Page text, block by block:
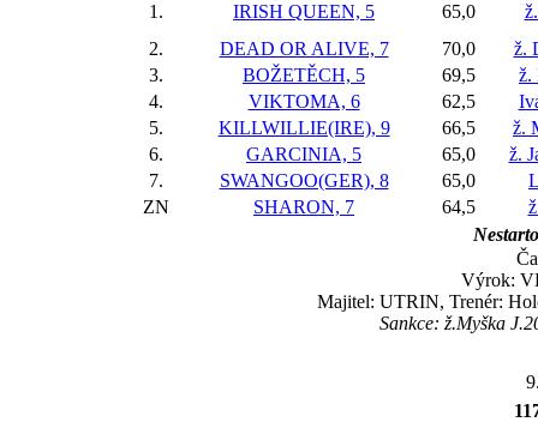
1.
IRISH QUEEN, 5 65,0
2.
DEAD OR ALIVE, 7 70,0
ž.
3.
BOŽETĚCH, 5 69,5
ž.
4.
VIKTOMA, 6 62,5
5.
KILLWILLIE(IRE), 9 66,5
ž.
6.
GARCINIA, 5 65,0
ž.
7.
SWANGOO(GER), 8 65,0
ZN
SHARON, 7 64,5
Výrok:
Majitel: UTRIN, Trenér:
Sankce: ž.Myška